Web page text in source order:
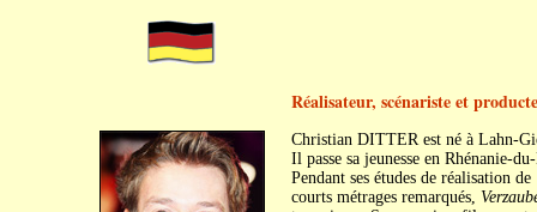
Réalisateur, scénariste et
Christian DITTER est né à Lahn-
Il passe sa jeunesse en Rhénanie-
Pendant ses études de réalisation
courts métrages remarqués,